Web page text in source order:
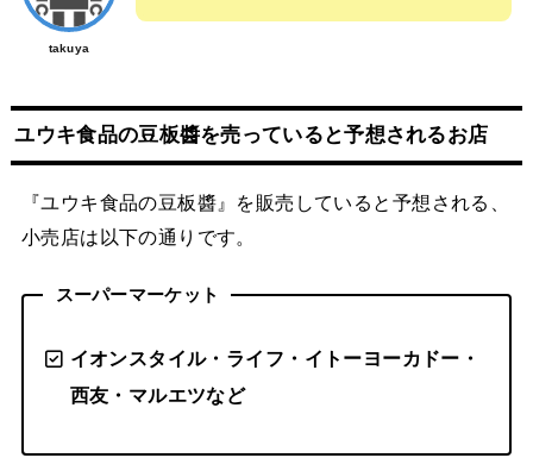
takuya
ユウキ食品の豆板醬を売っていると予想されるお店
『ユウキ食品の豆板醬』を販売していると予想される、
小売店は以下の通りです。
スーパーマーケット
イオンスタイル・ライフ・イトーヨーカドー・
西友・マルエツなど